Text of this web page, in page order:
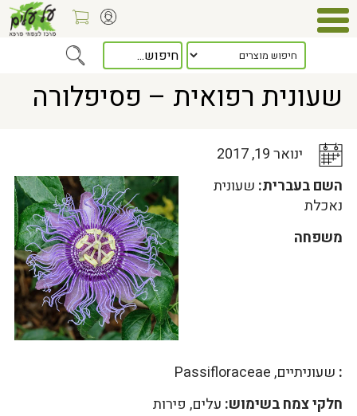
כלל המאמרים> שעונית רפואית – פסיפלורה
שעונית רפואית – פסיפלורה
ינואר 19, 2017
השם בעברית: שעונית
נאכלת
משפחה
: שעוניתיים, Passifloraceae
חלקי צמח בשימוש: עלים, פירות